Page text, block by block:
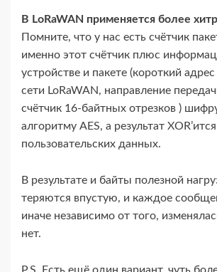
В LoRaWAN применяется более
Помните, что у нас есть счётчик
именно этот счётчик плюс
устройстве и пакете (короткий
сети LoRaWAN, направление
счётчик 16-​байтных отрезков )
алгоритму AES, а результат
пользовательских данных.
В результате и байты полезной
теряются впустую, и каждое
иначе независимо от того,
нет.